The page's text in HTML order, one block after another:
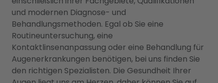
und modernen Diagnose- und
Behandlungsmethoden. Egal ob Sie eine
Routineuntersuchung, eine
Kontaktlinsenanpassung oder eine Behandlung für
Augenerkrankungen benötigen, bei uns finden Sie
den richtigen Spezialisten. Die Gesundheit Ihrer